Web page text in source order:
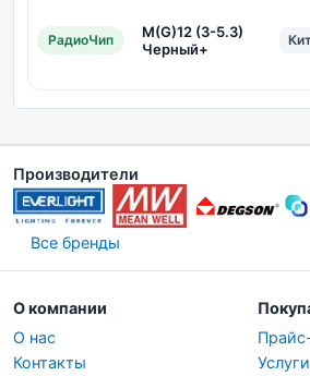
РадиоЧип
M(G)12 (3-5.3)
Черный+
Производители
Все бренды
О компании
О нас
Контакты
Услуги